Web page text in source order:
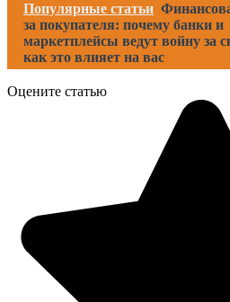
Популярные статьи
за покупателя: почему банки и
маркетплейсы ведут войну за
как это влияет на вас
Оцените статью